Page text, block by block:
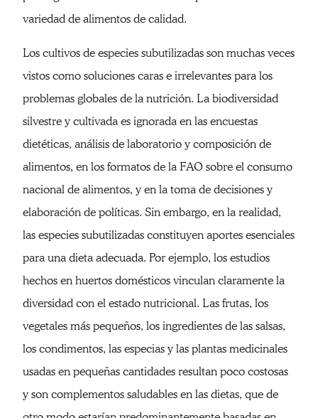
variedad de alimentos de calidad.
Los cultivos de especies subutilizadas son muchas veces
vistos como soluciones caras e irrelevantes para los
problemas globales de la nutrición. La biodiversidad
silvestre y cultivada es ignorada en las encuestas
dietéticas, análisis de laboratorio y composición de
alimentos, en los formatos de la FAO sobre el consumo
nacional de alimentos, y en la toma de decisiones y
elaboración de políticas. Sin embargo, en la realidad,
las especies subutilizadas constituyen aportes esenciales
para una dieta adecuada. Por ejemplo, los estudios
hechos en huertos domésticos vinculan claramente la
diversidad con el estado nutricional. Las frutas, los
vegetales más pequeños, los ingredientes de las salsas,
los condimentos, las especias y las plantas medicinales
usadas en pequeñas cantidades resultan poco costosas
y son complementos saludables en las dietas, que de